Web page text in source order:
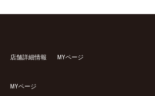
店舗詳細情報 MYページ
MYページ